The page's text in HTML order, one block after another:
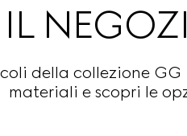
della collezione
materiali e scopri le